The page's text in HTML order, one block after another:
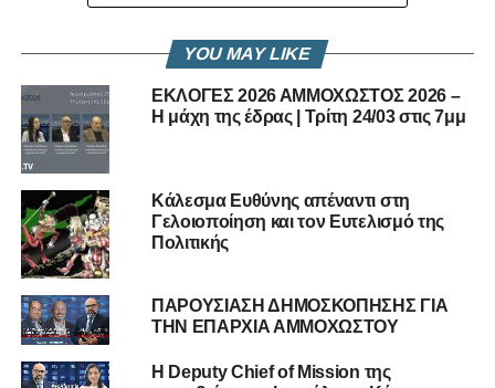
YOU MAY LIKE
ΕΚΛΟΓΕΣ 2026 ΑΜΜΟΧΩΣΤΟΣ 2026 –
Η μάχη της έδρας | Τρίτη 24/03 στις 7μμ
Κάλεσμα Ευθύνης απέναντι στη
Γελοιοποίηση και τον Ευτελισμό της
Πολιτικής
ΠΑΡΟΥΣΙΑΣΗ ΔΗΜΟΣΚΟΠΗΣΗΣ ΓΙΑ
ΤΗΝ ΕΠΑΡΧΙΑ ΑΜΜΟΧΩΣΤΟΥ
Η Deputy Chief of Mission της